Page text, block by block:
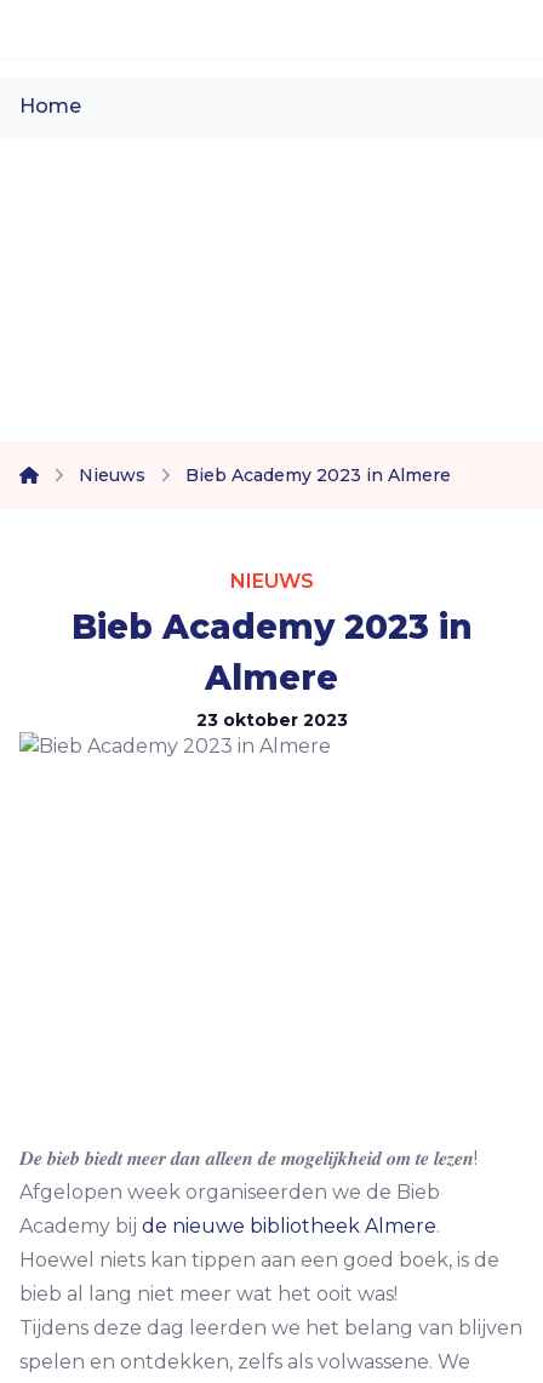
Home
Nieuws Bieb Academy 2023 in Almere
NIEUWS
Bieb Academy 2023 in
Almere
23 oktober 2023
𝑫𝒆 𝒃𝒊𝒆𝒃 𝒃𝒊𝒆𝒅𝒕 𝒎𝒆𝒆𝒓 𝒅𝒂𝒏 𝒂𝒍𝒍𝒆𝒆𝒏 𝒅𝒆 𝒎𝒐𝒈𝒆𝒍𝒊𝒋𝒌𝒉𝒆𝒊𝒅 𝒐𝒎 𝒕𝒆 𝒍𝒆𝒛𝒆𝒏!
Afgelopen week organiseerden we de Bieb
Academy bij de nieuwe bibliotheek Almere.
Hoewel niets kan tippen aan een goed boek, is de
bieb al lang niet meer wat het ooit was!
Tijdens deze dag leerden we het belang van blijven
spelen en ontdekken, zelfs als volwassene. We